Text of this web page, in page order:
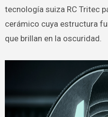
tecnología suiza RC Tritec
cerámico cuya estructura
que brillan en la oscuridad.